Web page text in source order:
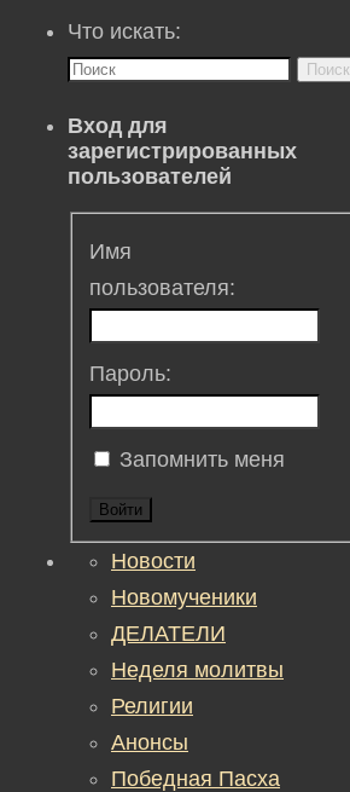
Что искать:
Поиск
Вход для
зарегистрированных
пользователей
Имя
пользователя:
Пароль:
Запомнить меня
Войти
Новости
Новомученики
ДЕЛАТЕЛИ
Неделя молитвы
Религии
Анонсы
Победная Пасха